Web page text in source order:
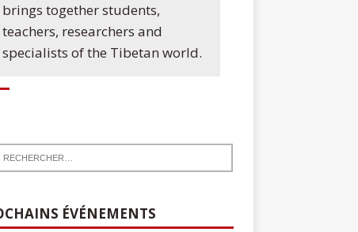
brings together students,
teachers, researchers and
specialists of the Tibetan world.
ÉVÉNEMENTS
From 1920s Tibet to 21st-Century
Darjeeling: A Tibetan Family History